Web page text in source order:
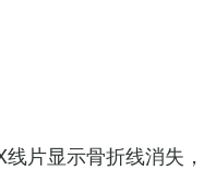
线片显示骨折线消失